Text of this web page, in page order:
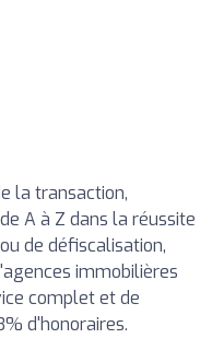
la transaction,
A à Z dans la réussite
de défiscalisation,
immobilières
complet et de
d'honoraires.